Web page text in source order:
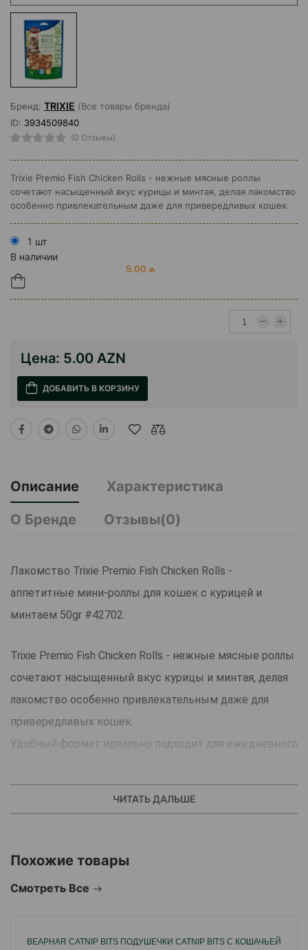
Бренд: TRIXIE (Все товары бренда)
ID: 3934509840
(0 Отзывы)
Trixie Premio Fish Chicken Rolls - нежные мясные роллы
сочетают насыщенный вкус курицы и минтая, делая лакомство
особенно привлекательным даже для привередливых кошек.
1 шт
В наличии
5.00 ₼
Цена: 5.00 AZN
ДОБАВИТЬ В КОРЗИНУ
Описание
Характеристика
О Бренде
Отзывы(0)
Лакомство Trixie Premio Fish Chicken Rolls -
аппетитные мини-роллы для кошек с курицей и
минтаем 50gr #42702.
Trixie Premio Fish Chicken Rolls - нежные мясные роллы
сочетают насыщенный вкус курицы и минтая, делая
лакомство особенно привлекательным даже для
привередливых кошек.
Удобный формат идеально подходит для ежедневного
питомца.
Trixie Premio Fish Chicken Rolls имеют мягкую текстуру
Отличный вариант для угощения дома или во время
Не содержит добавленного сахара и глютена.
Страна - производитель: Китай.
ЧИТАТЬ ДАЛЬШЕ
Похожие товары
Смотреть Все
BEAPHAR CATNIP BITS ПОДУШЕЧКИ CATNIP BITS С КОШАЧЬЕЙ